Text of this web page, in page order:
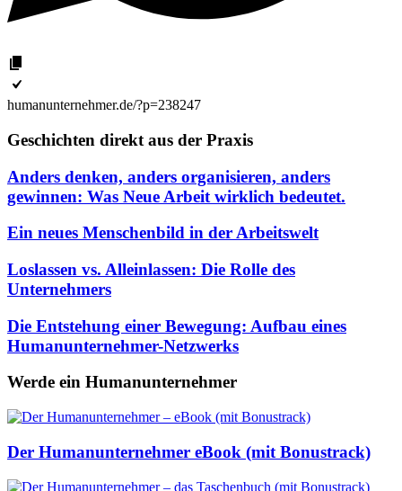
humanunternehmer.de/?p=238247
Geschichten direkt aus der Praxis
Anders denken, anders organisieren, anders
gewinnen: Was Neue Arbeit wirklich bedeutet.
Ein neues Menschenbild in der Arbeitswelt
Loslassen vs. Alleinlassen: Die Rolle des
Unternehmers
Die Entstehung einer Bewegung: Aufbau eines
Humanunternehmer-Netzwerks
Werde ein Humanunternehmer
Der Humanunternehmer eBook (mit Bonustrack)